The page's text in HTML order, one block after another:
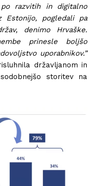
razvitih in digitalno
Estonijo, pogledali pa
denimo Hrvaške.
prinesle boljšo
uporabnikov.”
državljanom in
storitev na